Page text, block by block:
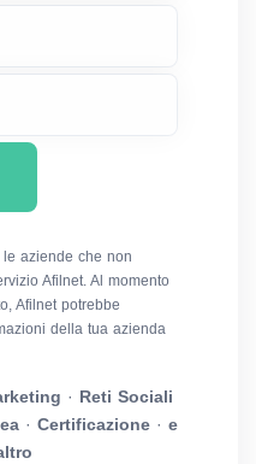
aziende che non
Afilnet. Al momento
Afilnet potrebbe
della tua azienda
· Reti Sociali
· Certificazione · e